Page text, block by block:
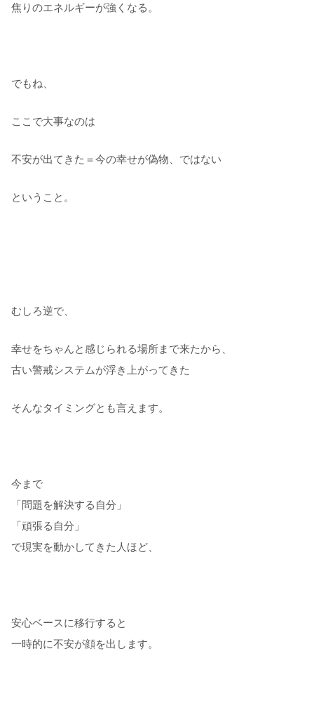
焦りのエネルギーが強くなる。
でもね、
ここで大事なのは
不安が出てきた＝今の幸せが偽物、ではない
ということ。
むしろ逆で、
幸せをちゃんと感じられる場所まで来たから、
古い警戒システムが浮き上がってきた
そんなタイミングとも言えます。
今まで
「問題を解決する自分」
「頑張る自分」
で現実を動かしてきた人ほど、
安心ベースに移行すると
一時的に不安が顔を出します。